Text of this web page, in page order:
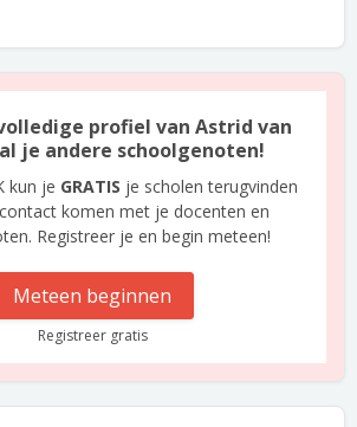
profiel van Astrid van
je andere schoolgenoten!
kun je GRATIS je scholen terugvinden
komen met je docenten en
Registreer je en begin meteen!
Meteen beginnen
Registreer gratis